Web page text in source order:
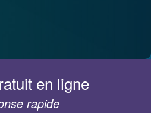
en ligne
rapide